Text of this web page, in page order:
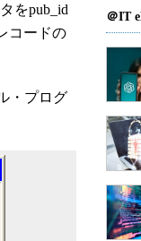
をpub_id
コードの
・プログ
＠IT